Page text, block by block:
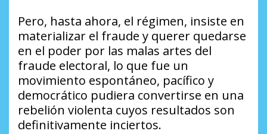
Pero, hasta ahora, el régimen, insiste en
materializar el fraude y querer quedarse
en el poder por las malas artes del
fraude electoral, lo que fue un
movimiento espontáneo, pacífico y
democrático pudiera convertirse en una
rebelión violenta cuyos resultados son
definitivamente inciertos.